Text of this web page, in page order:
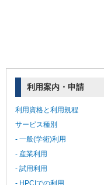
利用案内・申請
利用資格と利用規程
サービス種別
- 一般(学術)利用
- 産業利用
- 試用利用